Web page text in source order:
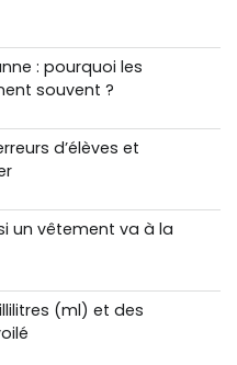
: pourquoi les
souvent ?
d’élèves et
un vêtement va à la
(ml) et des